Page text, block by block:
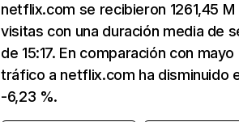
netflix.com se recibieron 1261,45 M
visitas con una duración media de
de 15:17. En comparación con mayo
tráfico a netflix.com ha disminuido
-6,23 %.